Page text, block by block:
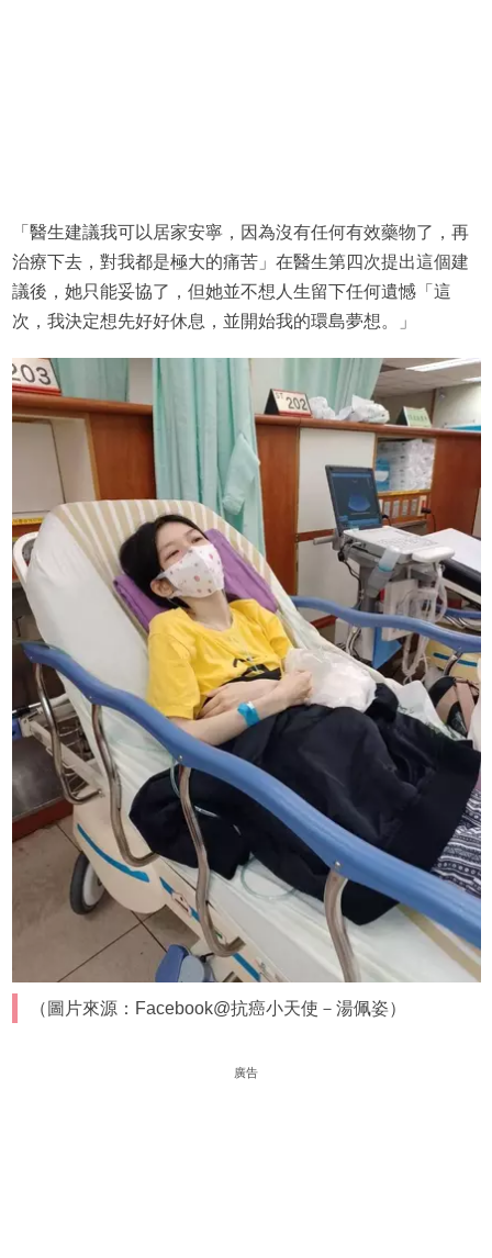
「醫生建議我可以居家安寧，因為沒有任何有效藥物了，再
治療下去，對我都是極大的痛苦」在醫生第四次提出這個建
議後，她只能妥協了，但她並不想人生留下任何遺憾「這
次，我決定想先好好休息，並開始我的環島夢想。」
（圖片來源：Facebook@抗癌小天使－湯佩姿）
廣告